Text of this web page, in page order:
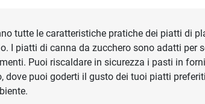
tutte le caratteristiche pratiche dei piatti di
I piatti di canna da zucchero sono adatti per
Puoi riscaldare in sicurezza i pasti in
dove puoi goderti il gusto dei tuoi piatti